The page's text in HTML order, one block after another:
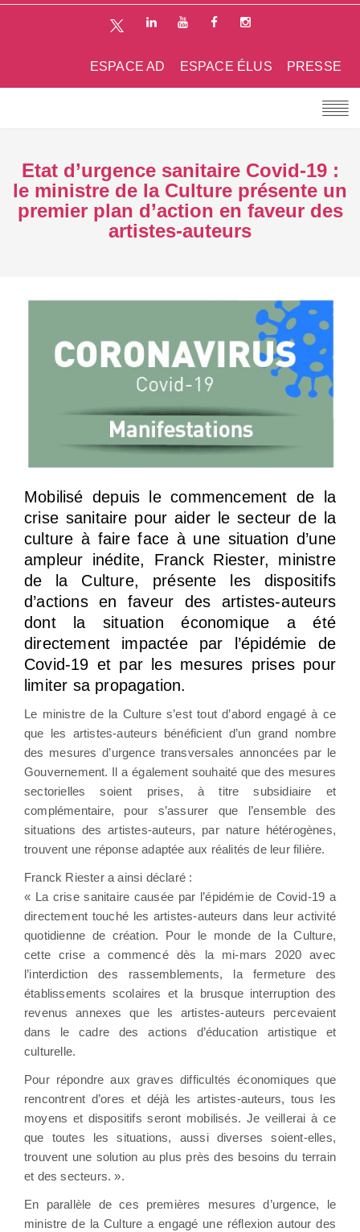
PRESSE
ESPACE ÉLUS
ESPACE AD
Etat d’urgence sanitaire Covid-19 :
le ministre de la Culture présente un
premier plan d’action en faveur des
artistes-auteurs
Mobilisé depuis le commencement de la
crise sanitaire pour aider le secteur de la
culture à faire face à une situation d’une
ampleur inédite, Franck Riester, ministre
de la Culture, présente les dispositifs
d’actions en faveur des artistes-auteurs
dont la situation économique a été
directement impactée par l’épidémie de
Covid-19 et par les mesures prises pour
limiter sa propagation.
Le ministre de la Culture s’est tout d’abord engagé à ce
que les artistes-auteurs bénéficient d’un grand nombre
des mesures d’urgence transversales annoncées par le
Gouvernement. Il a également souhaité que des mesures
sectorielles soient prises, à titre subsidiaire et
complémentaire, pour s’assurer que l’ensemble des
situations des artistes-auteurs, par nature hétérogènes,
trouvent une réponse adaptée aux réalités de leur filière.
Franck Riester a ainsi déclaré :
« La crise sanitaire causée par l’épidémie de Covid-19 a
directement touché les artistes-auteurs dans leur activité
quotidienne de création. Pour le monde de la Culture,
cette crise a commencé dès la mi-mars 2020 avec
l’interdiction des rassemblements, la fermeture des
établissements scolaires et la brusque interruption des
revenus annexes que les artistes-auteurs percevaient
dans le cadre des actions d’éducation artistique et
culturelle.
Pour répondre aux graves difficultés économiques que
rencontrent d’ores et déjà les artistes-auteurs, tous les
moyens et dispositifs seront mobilisés. Je veillerai à ce
que toutes les situations, aussi diverses soient-elles,
trouvent une solution au plus près des besoins du terrain
et des secteurs. ».
En parallèle de ces premières mesures d’urgence, le
ministre de la Culture a engagé une réflexion autour des